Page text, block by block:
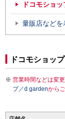
ドコモショ
量販店などを
ドコモショップ
営業時間などは変
プ／d gardenから